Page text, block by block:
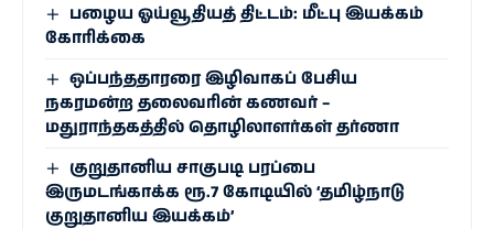
பழைய ஓய்வூதியத் திட்டம்: மீட்பு இயக்கம்
கோரிக்கை
ஒப்பந்ததாரரை இழிவாகப் பேசிய
நகரமன்ற தலைவரின் கணவர் –
மதுராந்தகத்தில் தொழிலாளர்கள் தர்ணா
குறுதானிய சாகுபடி பரப்பை
இருமடங்காக்க ரூ.7 கோடியில் ‘தமிழ்நாடு
குறுதானிய இயக்கம்’